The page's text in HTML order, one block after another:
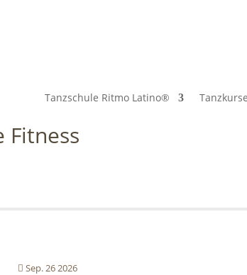
Tanzschule Ritmo Latino® Tanzkurse
Fitness
Sep. 26 2026